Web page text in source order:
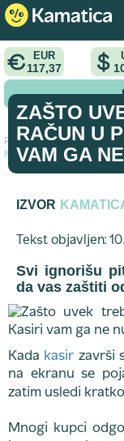
EUR
117,37
Početna > savet
Kasiri vam ga ne nude bez
ZAŠTO
RAČUN U
VAM GA
IZVOR
Tekst objavljen:
Svi ignorišu
da vas zaštiti
Kada kasir završi
na ekranu se
zatim usledi
Mnogi kupci